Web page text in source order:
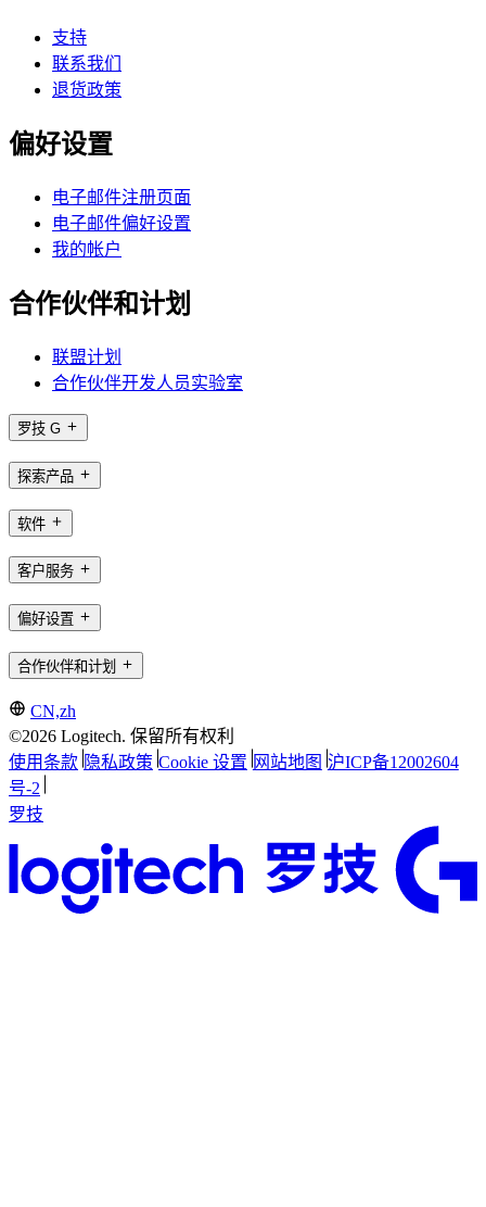
支持
联系我们
退货政策
偏好设置
电子邮件注册页面
电子邮件偏好设置
我的帐户
合作伙伴和计划
联盟计划
合作伙伴开发人员实验室
罗技 G
探索产品
软件
客户服务
偏好设置
合作伙伴和计划
CN,zh
©2026 Logitech. 保留所有权利
使用条款 隐私政策 Cookie 设置 网站地图 沪ICP备12002604
号-2
罗技